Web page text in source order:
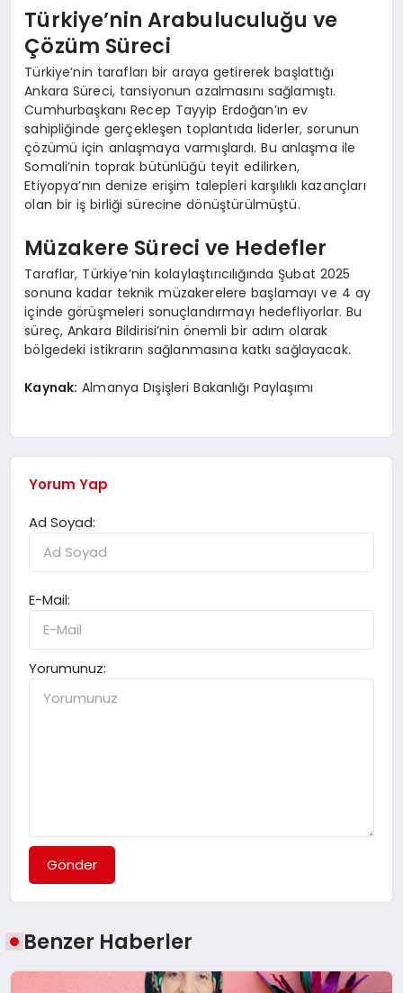
Türkiye’nin Arabuluculuğu ve
Çözüm Süreci
Türkiye’nin tarafları bir araya getirerek başlattığı
Ankara Süreci, tansiyonun azalmasını sağlamıştı.
Cumhurbaşkanı Recep Tayyip Erdoğan’ın ev
sahipliğinde gerçekleşen toplantıda liderler, sorunun
çözümü için anlaşmaya varmışlardı. Bu anlaşma ile
Somali’nin toprak bütünlüğü teyit edilirken,
Etiyopya’nın denize erişim talepleri karşılıklı kazançları
olan bir iş birliği sürecine dönüştürülmüştü.
Müzakere Süreci ve Hedefler
Taraflar, Türkiye’nin kolaylaştırıcılığında Şubat 2025
sonuna kadar teknik müzakerelere başlamayı ve 4 ay
içinde görüşmeleri sonuçlandırmayı hedefliyorlar. Bu
süreç, Ankara Bildirisi’nin önemli bir adım olarak
bölgedeki istikrarın sağlanmasına katkı sağlayacak.
Kaynak: Almanya Dışişleri Bakanlığı Paylaşımı
Yorum Yap
Ad Soyad:
E-Mail:
Yorumunuz:
Gönder
Benzer Haberler